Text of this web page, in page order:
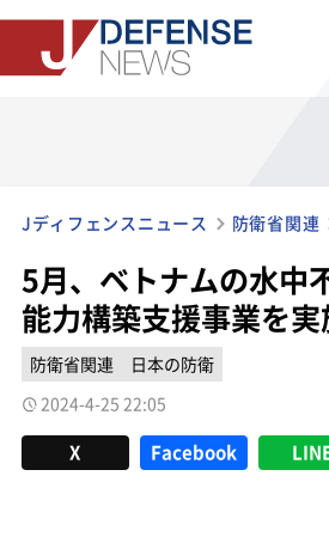
Jディフェンスニュース 防衛省関連
5月、ベトナムの水中
能力構築支援事業を
防衛省関連
日本の防衛
2024-4-25 22:05
X Facebook